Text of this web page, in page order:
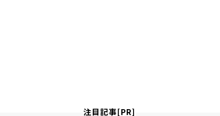
注目記事[PR]